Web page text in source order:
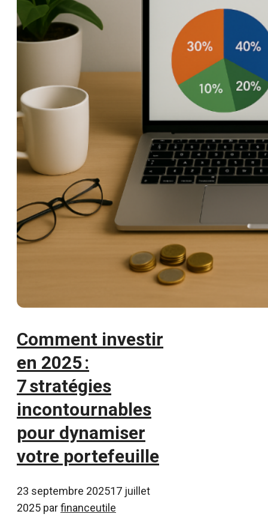
Comment investir
en 2025 :
7 stratégies
incontournables
pour dynamiser
votre portefeuille
23 septembre 202517 juillet
2025 parfinanceutile